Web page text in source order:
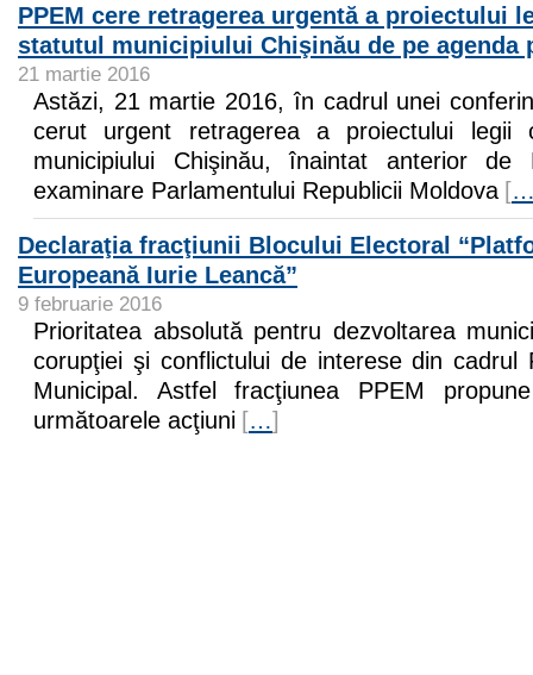
PPEM cere retragerea urgentă a proiectului
statutul municipiului Chişinău de pe agenda
21 martie 2016
Astăzi, 21 martie 2016, în cadrul unei
cerut urgent retragerea a proiectului legii
municipiului Chişinău, înaintat anterior de
examinare Parlamentului Republicii Moldova [
Declaraţia fracţiunii Blocului Electoral
Europeană Iurie Leancă”
9 februarie 2016
Prioritatea absolută pentru dezvoltarea
corupţiei şi conflictului de interese din cadrul
Municipal. Astfel fracţiunea PPEM
următoarele acţiuni […]